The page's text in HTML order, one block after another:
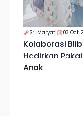
Sri Maryati 03 Oct
Kolaborasi
Hadirkan
Anak